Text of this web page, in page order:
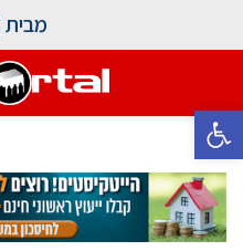
פתח סרגל נגישות
מבית